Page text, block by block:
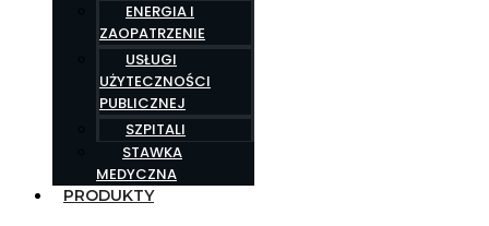
ENERGIA I
ZAOPATRZENIE
USŁUGI
UŻYTECZNOŚCI
PUBLICZNEJ
SZPITALI
STAWKA
MEDYCZNA
PRODUKTY